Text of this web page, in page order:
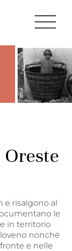
e risalgono al
le
in territorio
nonché
e nelle